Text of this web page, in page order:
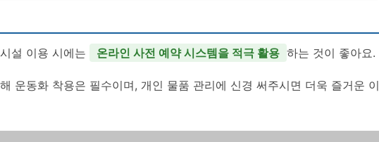
설 이용 시에는 온라인 사전 예약 시스템을 적극 활용 하는 것이 좋아요.
운동화 착용은 필수이며, 개인 물품 관리에 신경 써주시면 더욱 즐거운 이